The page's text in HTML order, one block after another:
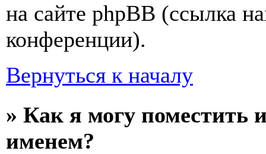
на сайте phpBB (ссылка
конференции).
Вернуться к началу
» Как я могу поместить
именем?